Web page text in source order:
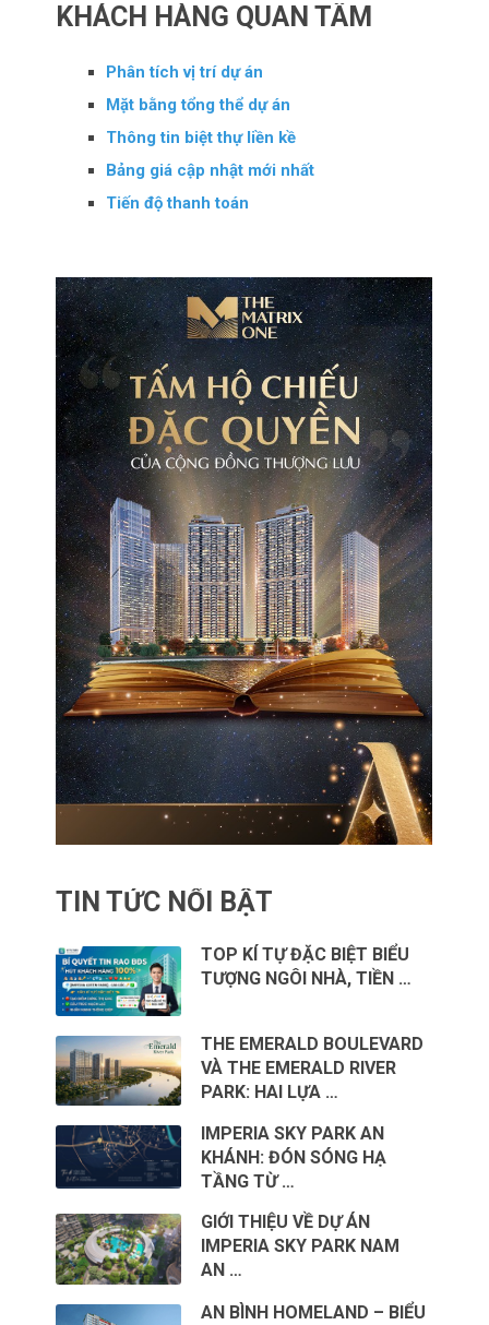
KHÁCH HÀNG QUAN TÂM
Phân tích vị trí dự án
Mặt bằng tổng thể dự án
Thông tin biệt thự liền kề
Bảng giá cập nhật mới nhất
Tiến độ thanh toán
TIN TỨC NỔI BẬT
TOP KÍ TỰ ĐẶC BIỆT BIỂU
TƯỢNG NGÔI NHÀ, TIỀN …
THE EMERALD BOULEVARD
VÀ THE EMERALD RIVER
PARK: HAI LỰA …
IMPERIA SKY PARK AN
KHÁNH: ĐÓN SÓNG HẠ
TẦNG TỪ …
GIỚI THIỆU VỀ DỰ ÁN
IMPERIA SKY PARK NAM
AN …
AN BÌNH HOMELAND – BIỂU